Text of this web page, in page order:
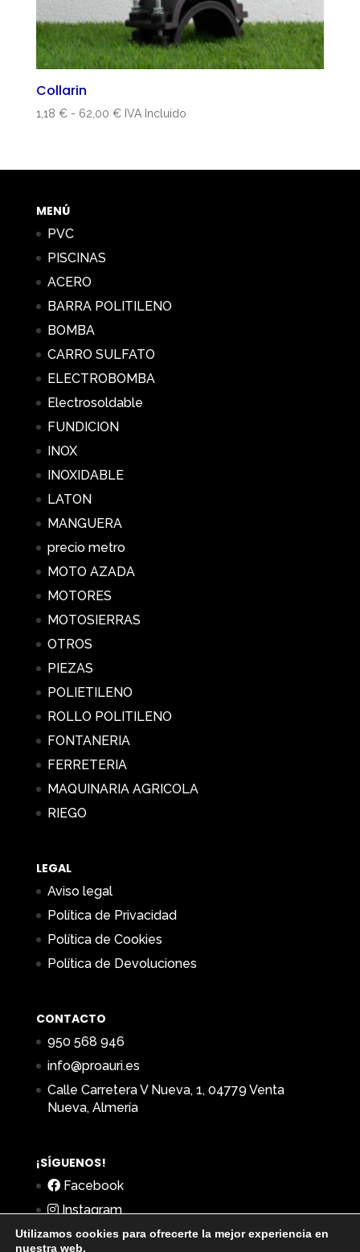
Collarin
1,18 € - 62,00 €Rango
desde
IVA Incluido
MENÚ
PVC
PISCINAS
ACERO
BARRA POLITILENO
BOMBA
CARRO SULFATO
ELECTROBOMBA
Electrosoldable
FUNDICION
INOX
INOXIDABLE
LATON
MANGUERA
precio metro
MOTO AZADA
MOTORES
MOTOSIERRAS
OTROS
PIEZAS
POLIETILENO
ROLLO POLITILENO
FONTANERIA
FERRETERIA
MAQUINARIA AGRICOLA
RIEGO
LEGAL
Aviso legal
Política de Privacidad
Política de Cookies
Política de Devoluciones
CONTACTO
950 568 946
info@proauri.es
Calle Carretera V Nueva, 1, 04779 Venta
Nueva, Almería
¡SÍGUENOS!
Facebook
Instagram
Utilizamos cookies para ofrecerte la mejor experiencia en
nuestra web.